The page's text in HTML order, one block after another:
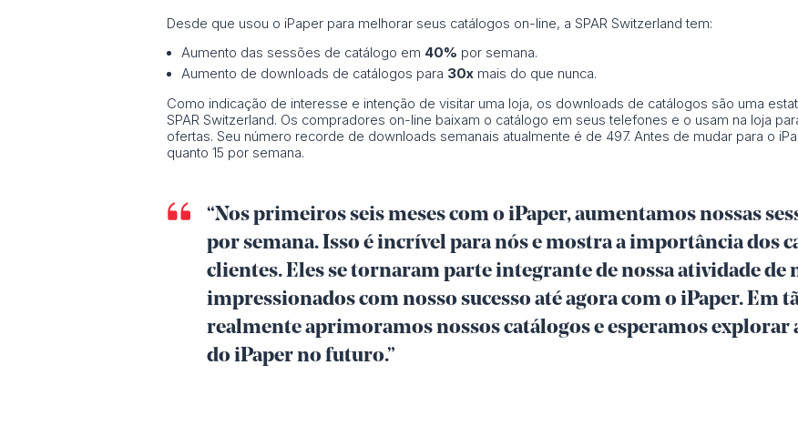
Desde que usou o iPaper para melhorar seus catálogos on-line, a SPAR Switzerland tem:
Aumento das sessões de catálogo em 40% por semana.
Aumento de downloads de catálogos para 30xmais do que nunca.
Como indicação de interesse e intenção de visitar uma loja, os downloads de catálogos são uma
SPAR Switzerland. Os compradores on-line baixam o catálogo em seus telefones e o usam na loja
ofertas. Seu número recorde de downloads semanais atualmente é de 497. Antes de mudar para o
quanto 15 por semana.
“Nos primeiros seis meses com o iPaper, aumentamos nossas
por semana. Isso é incrível para nós e mostra a importância dos
clientes. Eles se tornaram parte integrante de nossa atividade
impressionados com nosso sucesso até agora com o iPaper. Em
realmente aprimoramos nossos catálogos e esperamos explorar
do iPaper no futuro.”